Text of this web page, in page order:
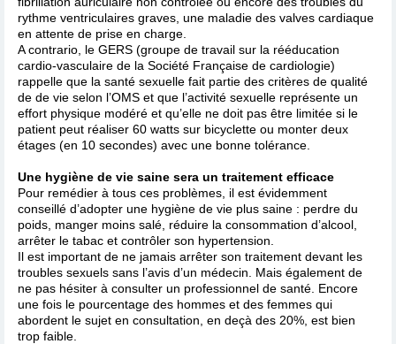
rythme ventriculaires graves, une maladie des valves cardiaque
en attente de prise en charge.
A contrario, le GERS (groupe de travail sur la rééducation
cardio-vasculaire de la Société Française de cardiologie)
rappelle que la santé sexuelle fait partie des critères de qualité
de de vie selon l’OMS et que l’activité sexuelle représente un
effort physique modéré et qu’elle ne doit pas être limitée si le
patient peut réaliser 60 watts sur bicyclette ou monter deux
étages (en 10 secondes) avec une bonne tolérance.
Une hygiène de vie saine sera un traitement efficace
Pour remédier à tous ces problèmes, il est évidemment
conseillé d’adopter une hygiène de vie plus saine : perdre du
poids, manger moins salé, réduire la consommation d’alcool,
arrêter le tabac et contrôler son hypertension.
Il est important de ne jamais arrêter son traitement devant les
troubles sexuels sans l’avis d’un médecin. Mais également de
ne pas hésiter à consulter un professionnel de santé. Encore
une fois le pourcentage des hommes et des femmes qui
abordent le sujet en consultation, en deçà des 20%, est bien
trop faible.